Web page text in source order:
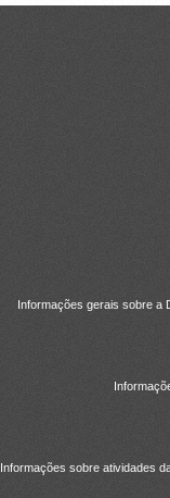
Informações gerais sobre a
Informações sobre atividades